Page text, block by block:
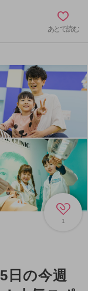
あとで読む
1
日の今週